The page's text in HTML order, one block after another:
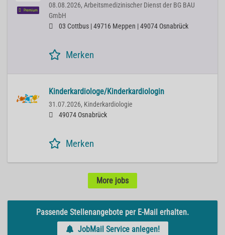
Premium
08.08.2026, Arbeitsmedizinischer Dienst der BG BAU
GmbH
03 Cottbus | 49716 Meppen | 49074 Osnabrück
Merken
Kinderkardiologe/Kinderkardiologin
31.07.2026, Kinderkardiologie
49074 Osnabrück
Merken
More jobs
Passende Stellenangebote per E-Mail erhalten.
JobMail Service anlegen!